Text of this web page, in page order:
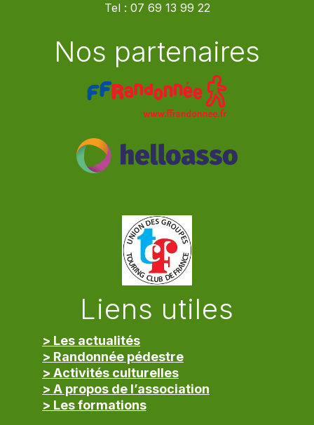
Tel : 07 69 13 99 22
Nos partenaires
Liens utiles
> Les actualités
> Randonnée pédestre
> Activités culturelles
> A propos de l’association
> Les formations